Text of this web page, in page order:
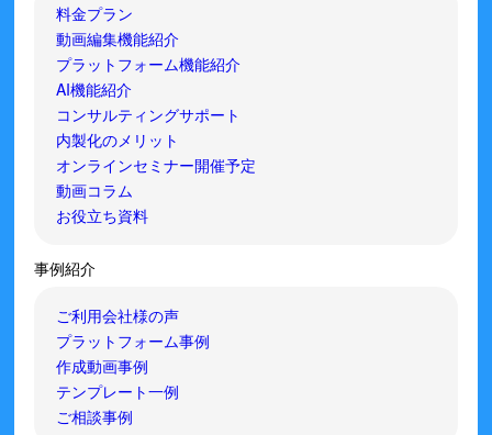
料金プラン
動画編集機能紹介
プラットフォーム機能紹介
AI機能紹介
コンサルティングサポート
内製化のメリット
オンラインセミナー開催予定
動画コラム
お役立ち資料
事例紹介
ご利用会社様の声
プラットフォーム事例
作成動画事例
テンプレート一例
ご相談事例